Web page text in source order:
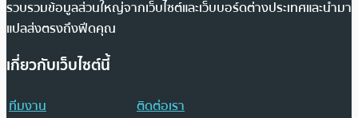
รวบรวมข้อมูลส่วนใหญ่จากเว็บไซต์และเว็บบอร์ดต่างประเทศและนำมา
แปลส่งตรงถึงฟีดคุณ
เกี่ยวกับเว็บไซต์นี้
ทีมงาน
ติดต่อเรา